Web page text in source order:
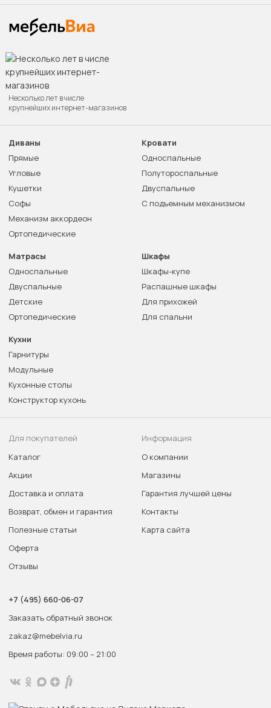
Несколько лет в числе
крупнейших интернет-магазинов
Диваны
Прямые
Угловые
Кушетки
Софы
Механизм аккордеон
Ортопедические
Кровати
Односпальные
Полутороспальные
Двуспальные
С подъемным механизмом
Матрасы
Односпальные
Двуспальные
Детские
Ортопедические
Шкафы
Шкафы-купе
Распашные шкафы
Для прихожей
Для спальни
Кухни
Гарнитуры
Модульные
Кухонные столы
Конструктор кухонь
Для покупателей
Каталог
Акции
Доставка и оплата
Возврат, обмен и гарантия
Полезные статьи
Оферта
Отзывы
Информация
О компании
Магазины
Гарантия лучшей цены
Контакты
Карта сайта
+7 (495) 660-06-07
Заказать обратный звонок
zakaz@mebelvia.ru
Время работы: 09:00 – 21:00